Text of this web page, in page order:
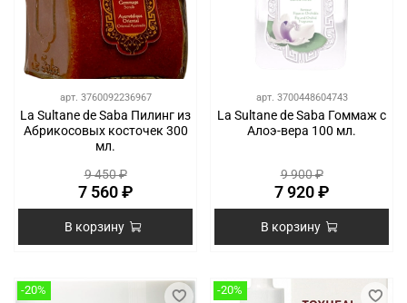
арт. 3760092236967
La Sultane de Saba Пилинг из
Абрикосовых косточек 300
мл.
9 450 ₽
7 560 ₽
В корзину
арт. 3700448604743
La Sultane de Saba Гоммаж с
Алоэ-вера 100 мл.
9 900 ₽
7 920 ₽
В корзину
-20% -20%